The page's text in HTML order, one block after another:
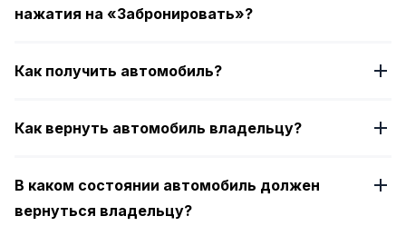
нажатия на «Забронировать»?
Как получить автомобиль?
Как вернуть автомобиль владельцу?
В каком состоянии автомобиль должен
вернуться владельцу?